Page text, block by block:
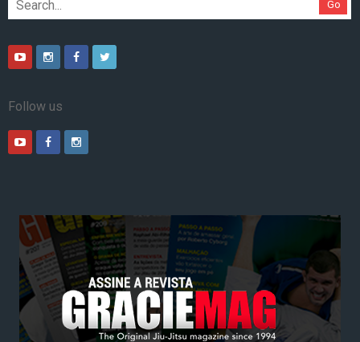
Go
Follow us